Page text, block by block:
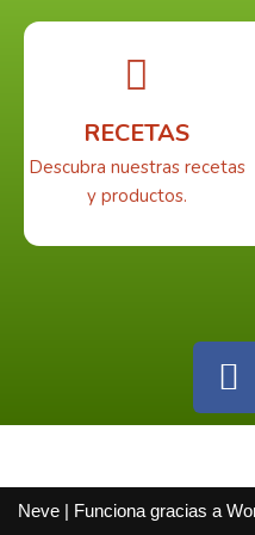
RECETAS
Descubra nuestras recetas
y productos.
Neve | Funciona gracias a